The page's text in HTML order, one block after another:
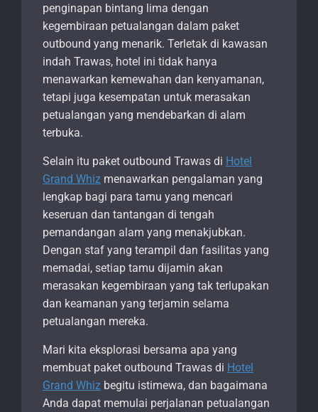
penginapan bintang lima dengan
kegembiraan petualangan dalam paket
outbound yang menarik. Terletak di kawasan
indah Trawas, hotel ini tidak hanya
menawarkan kemewahan dan kenyamanan,
tetapi juga kesempatan untuk merasakan
petualangan yang mendebarkan di alam
terbuka.
Selain itu paket outbound Trawas di Hotel
Grand Whiz menawarkan pengalaman yang
lengkap bagi para tamu yang mencari
keseruan dan tantangan di tengah
pemandangan alam yang menakjubkan.
Dengan staf yang terampil dan fasilitas yang
memadai, setiap tamu dijamin akan
merasakan kegembiraan yang tak terlupakan
dan keamanan yang terjamin selama
petualangan mereka.
Mari kita eksplorasi bersama apa yang
membuat paket outbound Trawas di Hotel
Grand Whiz begitu istimewa, dan bagaimana
Anda dapat memulai perjalanan petualangan